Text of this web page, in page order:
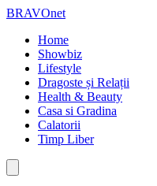
BRAVOnet
Home
Showbiz
Lifestyle
Dragoste și Relații
Health & Beauty
Casa si Gradina
Calatorii
Timp Liber